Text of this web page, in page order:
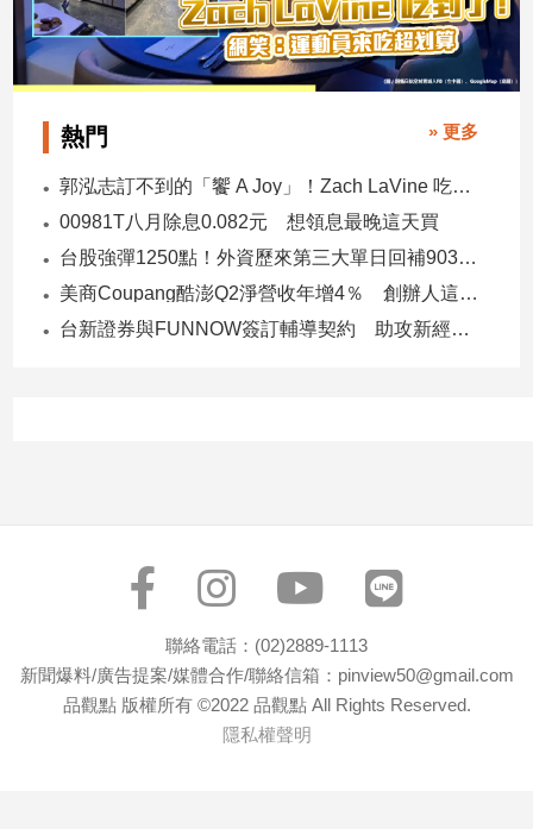
流
行/
時
尚
星
建
理
熱門 » 更多
郭泓志訂不到的「饗 A Joy」！Zach LaVine 吃到了！ 網笑：運動員來吃超划算
00981T八月除息0.082元 想領息最晚這天買
台股強彈1250點！外資歷來第三大單日回補903億 ETF反彈
美商Coupang酷澎Q2淨營收年增4％ 創辦人這樣看台灣市場！
台新證券與FUNNOW簽訂輔導契約 助攻新經濟企業上市櫃
聯絡電話：(02)2889-1113
新聞爆料/廣告提案/媒體合作/聯絡信箱：pinview50@gmail.com
品觀點 版權所有 ©2022 品觀點 All Rights Reserved.
隱私權聲明